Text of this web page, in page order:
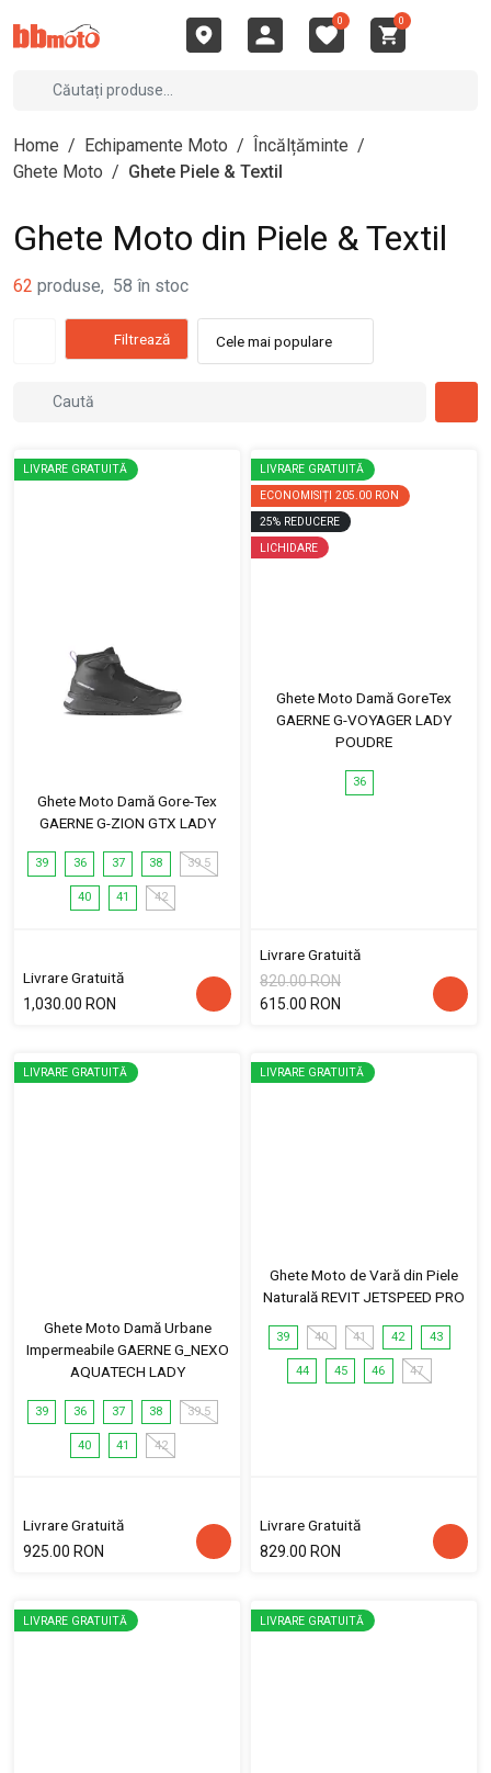
0 0
Home / Echipamente Moto / Încălțăminte /
Ghete Moto / Ghete Piele & Textil
Ghete Moto din Piele & Textil
62 produse, 58 în stoc
Filtrează Cele mai populare
LIVRARE GRATUITĂ
Ghete Moto Damă Gore-Tex
GAERNE G-ZION GTX LADY
39 36 37 38 39.5
40 41 42
Livrare Gratuită
1,030.00 RON
LIVRARE GRATUITĂ
ECONOMISIȚI 205.00 RON
25% REDUCERE
LICHIDARE
Ghete Moto Damă GoreTex
GAERNE G-VOYAGER LADY
POUDRE
36
Livrare Gratuită
820.00 RON
615.00 RON
LIVRARE GRATUITĂ
Ghete Moto Damă Urbane
Impermeabile GAERNE G_NEXO
AQUATECH LADY
39 36 37 38 39.5
40 41 42
Livrare Gratuită
925.00 RON
LIVRARE GRATUITĂ
Ghete Moto de Vară din Piele
Naturală REVIT JETSPEED PRO
39 40 41 42 43
44 45 46 47
Livrare Gratuită
829.00 RON
LIVRARE GRATUITĂ LIVRARE GRATUITĂ